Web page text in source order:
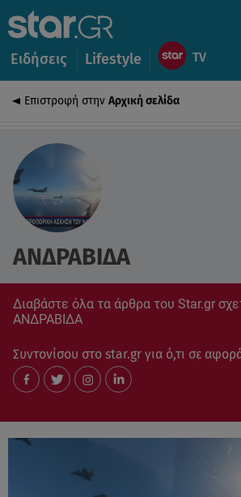
Ειδήσεις Lifestyle
Επιστροφή στην Αρχική σελίδα
ΑΝΔΡΑΒΙΔΑ
Διαβάστε όλα τα άρθρα του Star.gr
ΑΝΔΡΑΒΙΔΑ
Συντονίσου στο star.gr για ό,τι σε